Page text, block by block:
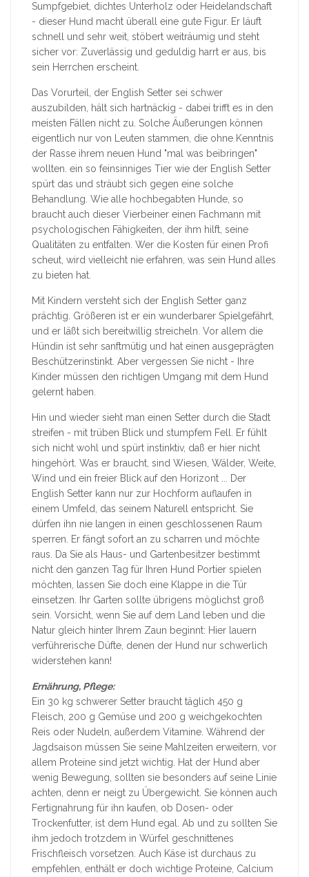
Sumpfgebiet, dichtes Unterholz oder Heidelandschaft
- dieser Hund macht überall eine gute Figur. Er läuft
schnell und sehr weit, stöbert weiträumig und steht
sicher vor: Zuverlässig und geduldig harrt er aus, bis
sein Herrchen erscheint.
Das Vorurteil, der English Setter sei schwer
auszubilden, hält sich hartnäckig - dabei trifft es in den
meisten Fällen nicht zu. Solche Äußerungen können
eigentlich nur von Leuten stammen, die ohne Kenntnis
der Rasse ihrem neuen Hund "mal was beibringen"
wollten. ein so feinsinniges Tier wie der English Setter
spürt das und sträubt sich gegen eine solche
Behandlung. Wie alle hochbegabten Hunde, so
braucht auch dieser Vierbeiner einen Fachmann mit
psychologischen Fähigkeiten, der ihm hilft, seine
Qualitäten zu entfalten. Wer die Kosten für einen Profi
scheut, wird vielleicht nie erfahren, was sein Hund alles
zu bieten hat.
Mit Kindern versteht sich der English Setter ganz
prächtig. Größeren ist er ein wunderbarer Spielgefährt,
und er läßt sich bereitwillig streicheln. Vor allem die
Hündin ist sehr sanftmütig und hat einen ausgeprägten
Beschützerinstinkt. Aber vergessen Sie nicht - Ihre
Kinder müssen den richtigen Umgang mit dem Hund
gelernt haben.
Hin und wieder sieht man einen Setter durch die Stadt
streifen - mit trüben Blick und stumpfem Fell. Er fühlt
sich nicht wohl und spürt instinktiv, daß er hier nicht
hingehört. Was er braucht, sind Wiesen, Wälder, Weite,
Wind und ein freier Blick auf den Horizont ... Der
English Setter kann nur zur Hochform auflaufen in
einem Umfeld, das seinem Naturell entspricht. Sie
dürfen ihn nie langen in einen geschlossenen Raum
sperren. Er fängt sofort an zu scharren und möchte
raus. Da Sie als Haus- und Gartenbesitzer bestimmt
nicht den ganzen Tag für Ihren Hund Portier spielen
möchten, lassen Sie doch eine Klappe in die Tür
einsetzen. Ihr Garten sollte übrigens möglichst groß
sein. Vorsicht, wenn Sie auf dem Land leben und die
Natur gleich hinter Ihrem Zaun beginnt: Hier lauern
verführerische Düfte, denen der Hund nur schwerlich
widerstehen kann!
Ernährung, Pflege:
Ein 30 kg schwerer Setter braucht täglich 450 g
Fleisch, 200 g Gemüse und 200 g weichgekochten
Reis oder Nudeln, außerdem Vitamine. Während der
Jagdsaison müssen Sie seine Mahlzeiten erweitern, vor
allem Proteine sind jetzt wichtig. Hat der Hund aber
wenig Bewegung, sollten sie besonders auf seine Linie
achten, denn er neigt zu Übergewicht. Sie können auch
Fertignahrung für ihn kaufen, ob Dosen- oder
Trockenfutter, ist dem Hund egal. Ab und zu sollten Sie
ihm jedoch trotzdem in Würfel geschnittenes
Frischfleisch vorsetzen. Auch Käse ist durchaus zu
empfehlen, enthält er doch wichtige Proteine, Calcium